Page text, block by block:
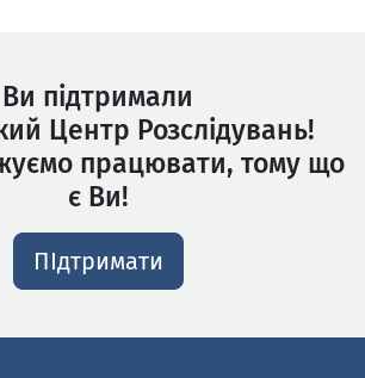
Ви підтримали
Центр Розслідувань!
працювати, тому що
є Ви!
ПІдтримати